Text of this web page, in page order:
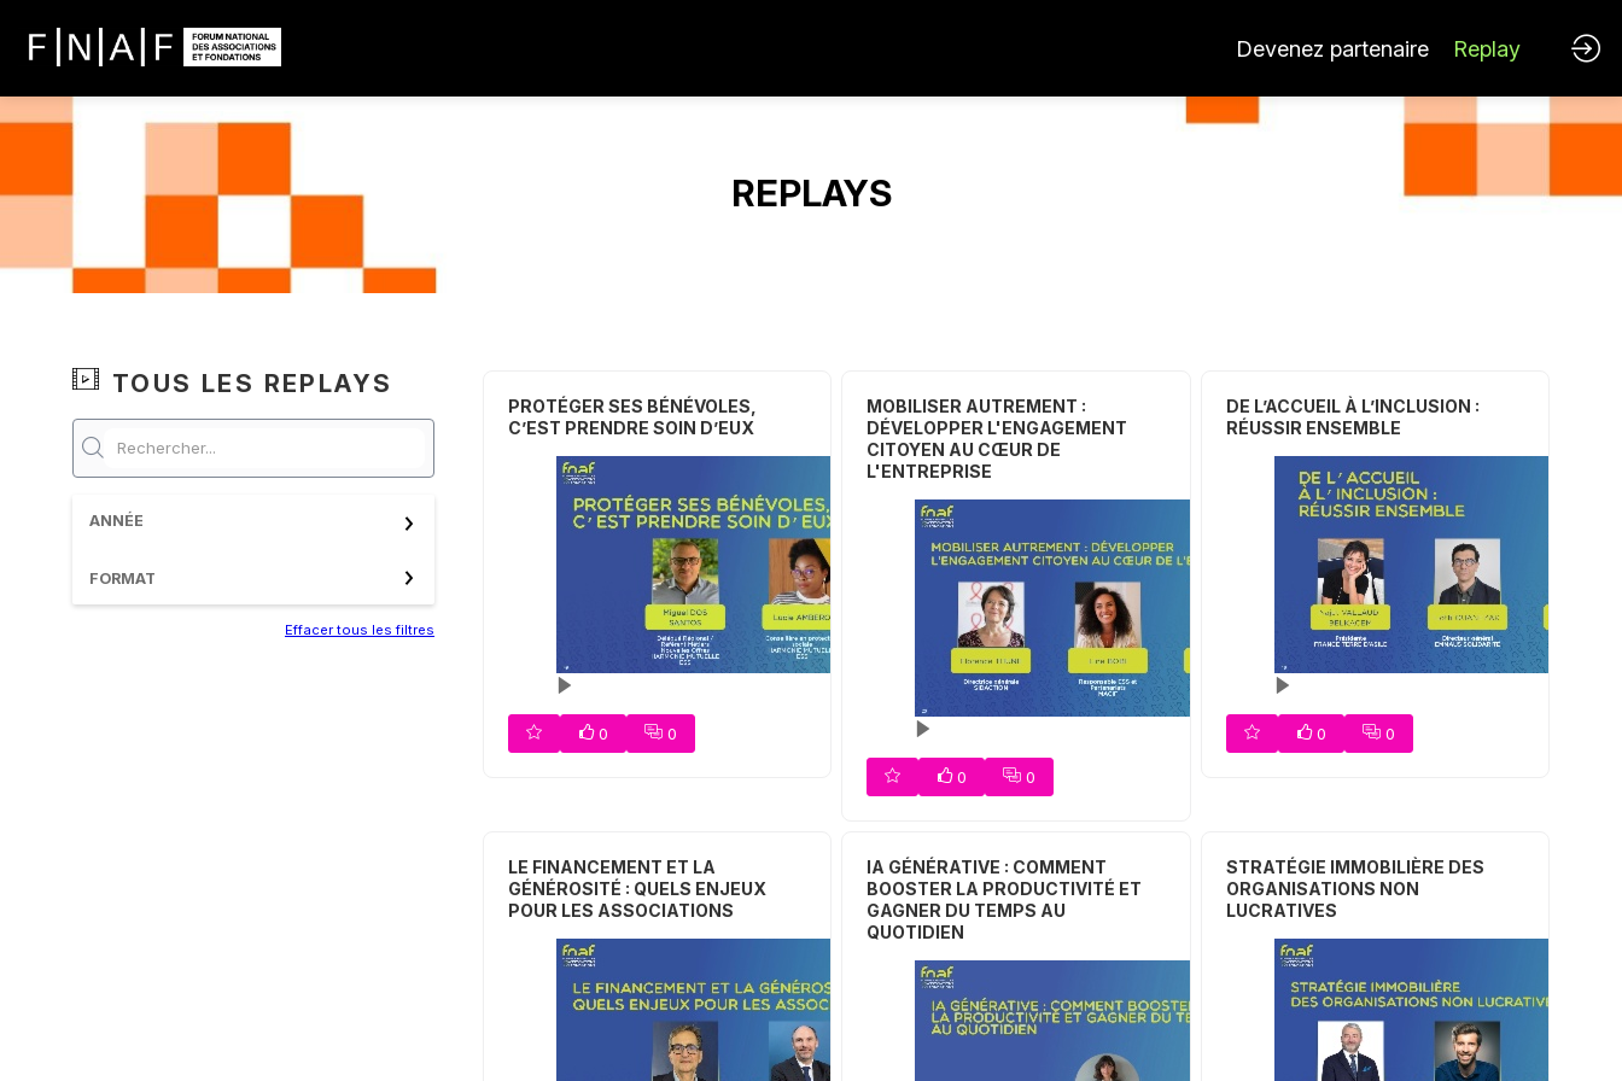
Devenez partenaire Replay
REPLAYS
TOUS LES REPLAYS
ANNÉE
FORMAT
Effacer tous les filtres
PROTÉGER SES BÉNÉVOLES,
C’EST PRENDRE SOIN D’EUX
0 0
MOBILISER AUTREMENT :
DÉVELOPPER L'ENGAGEMENT
CITOYEN AU CŒUR DE
L'ENTREPRISE
0 0
DE L’ACCUEIL À L’INCLUSION :
RÉUSSIR ENSEMBLE
0 0
LE FINANCEMENT ET LA
GÉNÉROSITÉ : QUELS ENJEUX
POUR LES ASSOCIATIONS
IA GÉNÉRATIVE : COMMENT
BOOSTER LA PRODUCTIVITÉ ET
GAGNER DU TEMPS AU
QUOTIDIEN
STRATÉGIE IMMOBILIÈRE DES
ORGANISATIONS NON
LUCRATIVES